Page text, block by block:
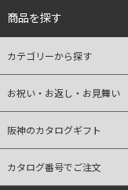
商品を探す
カテゴリーから探す
お祝い・お返し・お見舞い
阪神のカタログギフト
カタログ番号でご注文